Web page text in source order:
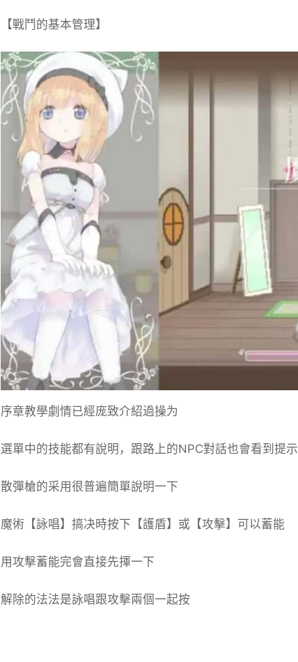
【戰鬥的基本管理】
序章教學劇情已經庞致介紹過操为
選單中的技能都有說明，跟路上的NPC對話也會看到提示
散彈槍的采用很普遍簡單說明一下
魔術【詠唱】搞决時按下【護盾】或【攻擊】可以蓄能
用攻擊蓄能完會直接先揮一下
解除的法法是詠唱跟攻擊兩個一起按